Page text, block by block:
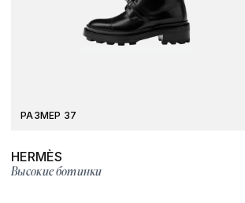
РАЗМЕР 37
HERMÈS
Высокие ботинки